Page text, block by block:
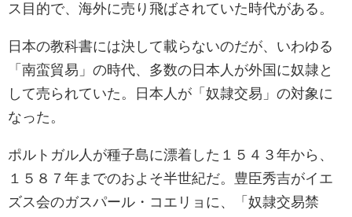
ス目的で、海外に売り飛ばされていた時代がある。
日本の教科書には決して載らないのだが、いわゆる
「南蛮貿易」の時代、多数の日本人が外国に奴隷と
して売られていた。日本人が「奴隷交易」の対象に
なった。
ポルトガル人が種子島に漂着した１５４３年から、
１５８７年までのおよそ半世紀だ。豊臣秀吉がイエ
ズス会のガスパール・コエリョに、「奴隷交易禁